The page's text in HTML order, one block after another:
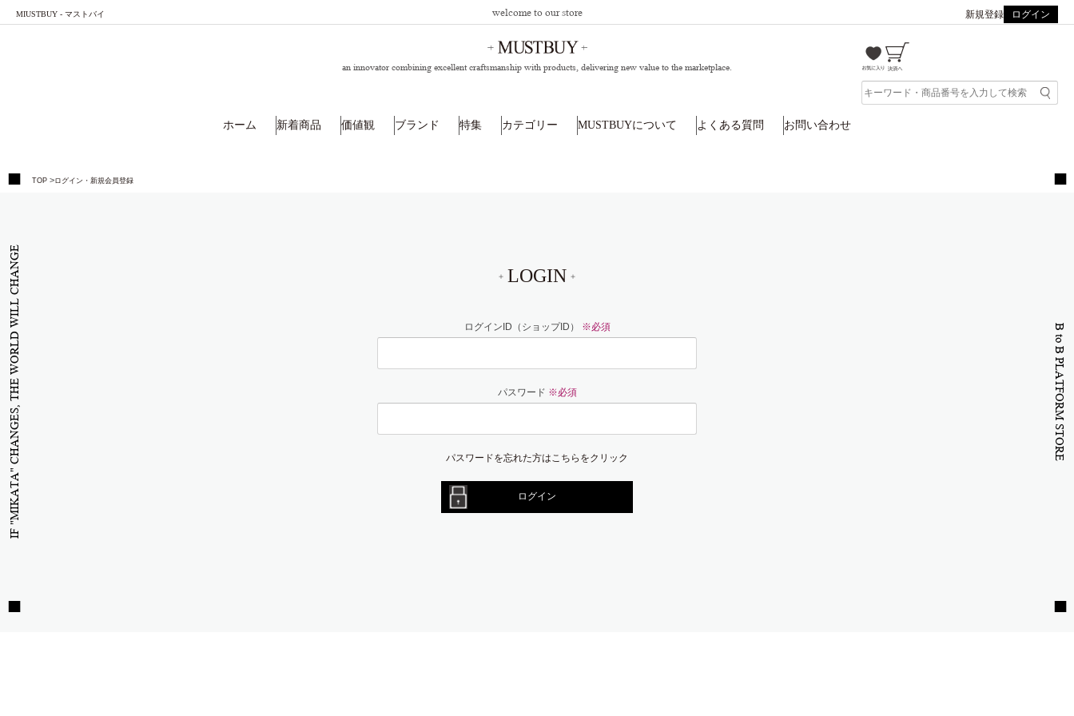
MIUSTBUY - マストバイ welcome to our store 新規登録 ログイン
an innovator combining excellent craftsmanship with products,delivering new value to the marketplace.
ホーム 新着商品 価値観 ブランド 特集 カテゴリー MUSTBUYについて よくある質問 お問い合わせ
TOP >ログイン・新規会員登録
LOGIN
ログインID（ショップID） ※必須
パスワード ※必須
パスワードを忘れた方はこちらをクリック
IF "MIKATA" CHANGES, THE WORLD WILL CHANGE B to B PLATFORM STORE